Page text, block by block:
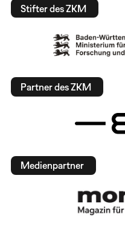
Stifter des ZKM
Partner des ZKM
Medienpartner